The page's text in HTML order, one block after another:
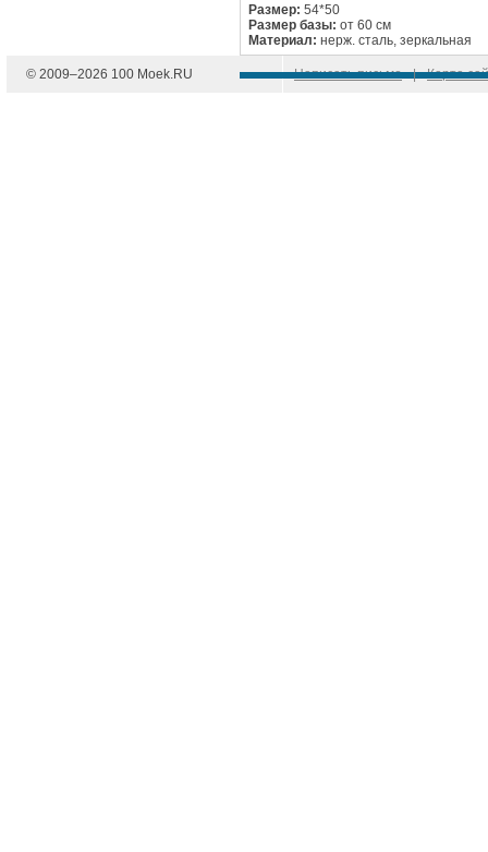
Размер: 54*50
Размер базы: от 60 см
Материал: нерж. сталь, зеркальная
© 2009–2026 100 Moek.RU Написать письмо | Карта